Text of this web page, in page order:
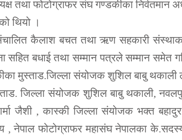
तथा फोटोग्राफर संघ गण्डकीका निर्वतमान
थियो ।
कैलाश बचत तथा ऋण सहकारी संस्थाका
सहित बधाई तथा सम्मान पत्रले सम्मान समेत
मुस्ताड.जिल्ला संयोजक शुशिल बाबु थकाली
जिल्ला संयोजक शुशिल बाबु थकाली,
जैशी , कास्की जिल्ला संयोजक भक्त
, नेपाल फोटोग्राफर महासंघ नेपालका